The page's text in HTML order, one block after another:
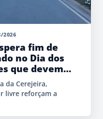
2026
fim de
no Dia dos
que devem
da Cerejeira,
livre reforçam a